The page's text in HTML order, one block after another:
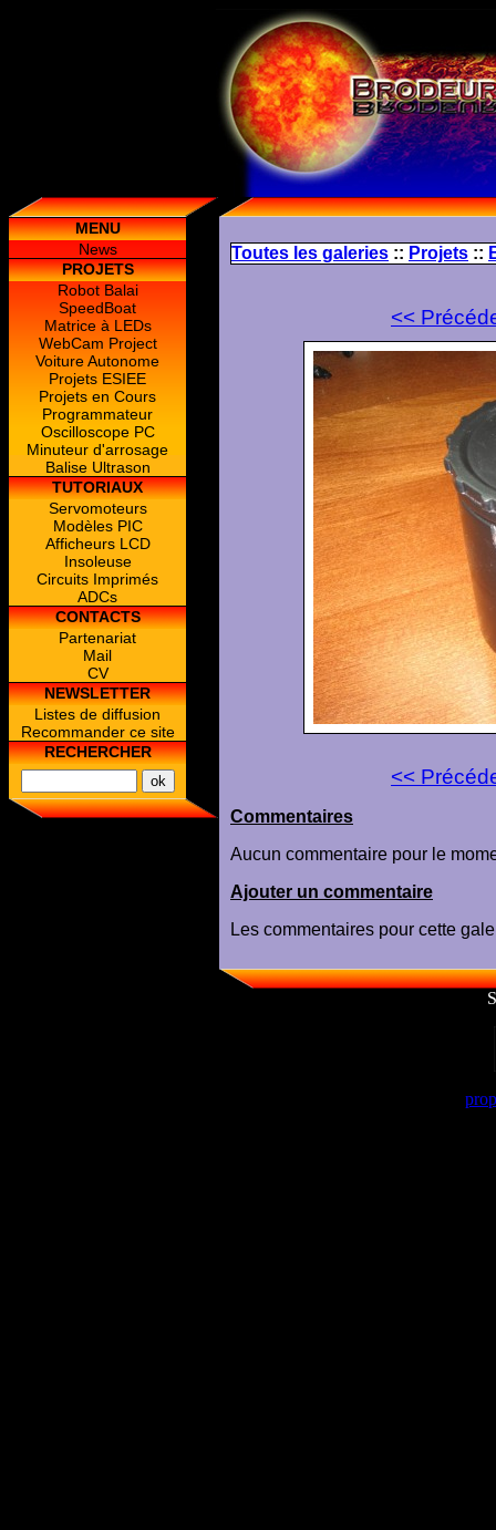
MENU
News
PROJETS
Robot Balai
SpeedBoat
Matrice à LEDs
WebCam Project
Voiture Autonome
Projets ESIEE
Projets en Cours
Programmateur
Oscilloscope PC
Minuteur d'arrosage
Balise Ultrason
TUTORIAUX
Servomoteurs
Modèles PIC
Afficheurs LCD
Insoleuse
Circuits Imprimés
ADCs
CONTACTS
Partenariat
Mail
CV
NEWSLETTER
Listes de diffusion
Recommander ce site
RECHERCHER
Toutes les galeries :: Projets ::
<<
<<
Commentaires
Aucun commentaire pour le
Ajouter un commentaire
Les commentaires pour cette